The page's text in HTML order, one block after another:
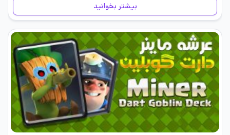
بیشتر بخوانید